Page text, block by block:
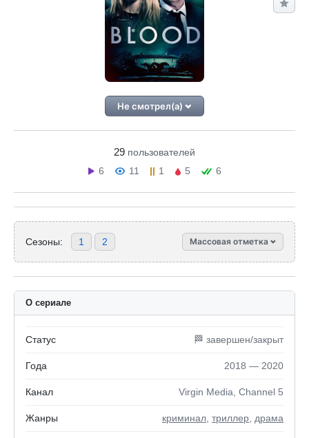
Не смотрел(а)
29 пользователей
6
11 1 5 6
Сезоны: 1 2 Массовая отметка
О сериале
Статус 🏁 завершен/закрыт
Года 2018 — 2020
Канал Virgin Media, Channel 5
Жанры криминал триллер драма